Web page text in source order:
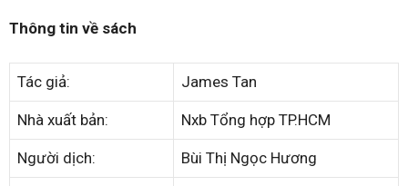
Thông tin về sách
Tác giả: James Tan
Nhà xuất bản: Nxb Tổng hợp TP.HCM
Người dịch: Bùi Thị Ngọc Hương